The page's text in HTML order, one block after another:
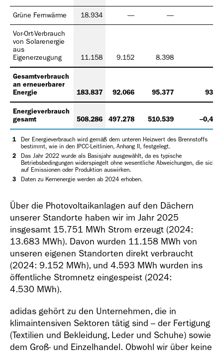
Grüne Fernwärme 18.934 — —
Vor-Ort-Verbrauch
von Solarenergie
aus
Eigenerzeugung
11.158 9.152 8.398
Gesamtverbrauch
an erneuerbarer
Energie
183.837 92.066 95.377 93 %
Energieverbrauch
gesamt
508.286 497.278 510.539 –0,4 %
1
Der Energieverbrauch wird gemäß dem unteren Heizwert des Brennstoffs
bestimmt, wie in den IPCC-Leitlinien, Anhang II, festgelegt.
2
Das Jahr 2022 wurde als Basisjahr ausgewählt, da es typische
Betriebsbedingungen widerspiegelt ohne wesentliche Abweichungen, die sich
auf Emissionen oder Produktion auswirken.
3
Daten zu Kernenergie werden ab 2024 erhoben.
Über die Photovoltaikanlagen auf den Dächern
unserer Standorte haben wir im Jahr 2025
insgesamt 15.751 MWh Strom erzeugt (2024:
13.683 MWh). Davon wurden 11.158 MWh von
unseren eigenen Standorten direkt verbraucht
(2024: 9.152 MWh), und 4.593 MWh wurden ins
öffentliche Stromnetz eingespeist (2024:
4.530 MWh).
adidas gehört zu den Unternehmen, die in
klimaintensiven Sektoren tätig sind – der Fertigung
(Textilien und Bekleidung, Leder und Schuhe) sowie
dem Groß- und Einzelhandel. Obwohl wir über keine